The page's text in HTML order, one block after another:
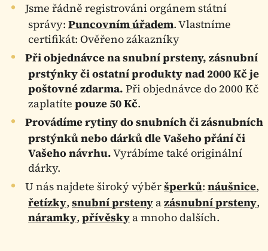
Jsme řádně registrováni orgánem státní
správy: Puncovním úřadem. Vlastníme
certifikát: Ověřeno zákazníky
Při objednávce na snubní prsteny, zásnubní
prstýnky či ostatní produkty nad 2000 Kč je
poštovné zdarma. Při objednávce do 2000 Kč
zaplatíte pouze 50 Kč.
Provádíme rytiny do snubních či zásnubních
prstýnků nebo dárků dle Vašeho přání či
Vašeho návrhu.Vyrábíme také originální
dárky.
U nás najdete široký výběršperků:náušnice,
řetízky, snubní prsteny azásnubní prsteny,
náramky, přívěsky a mnoho dalších.